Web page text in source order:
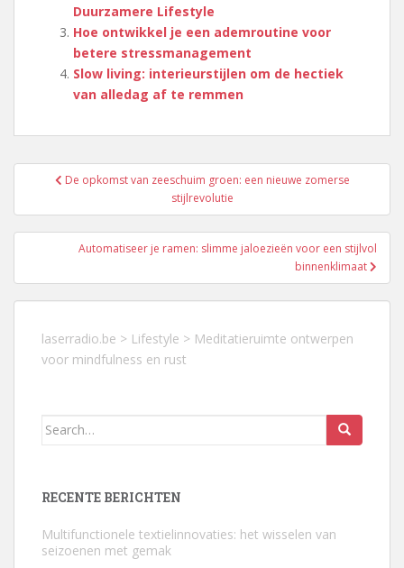
Duurzamere Lifestyle
Hoe ontwikkel je een ademroutine voor
betere stressmanagement
Slow living: interieurstijlen om de hectiek
van alledag af te remmen
Berichtnavigatie
De opkomst van zeeschuim groen: een nieuwe zomerse
stijlrevolutie
Automatiseer je ramen: slimme jaloezieën voor een stijlvol
binnenklimaat
laserradio.be > Lifestyle > Meditatieruimte ontwerpen
voor mindfulness en rust
Search
RECENTE BERICHTEN
Multifunctionele textielinnovaties: het wisselen van
seizoenen met gemak